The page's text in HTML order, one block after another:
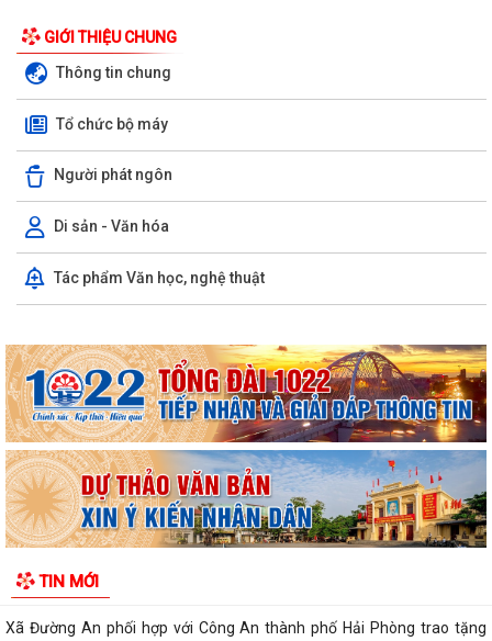
GIỚI THIỆU CHUNG
Thông tin chung
Tổ chức bộ máy
Người phát ngôn
Di sản - Văn hóa
Tác phẩm Văn học, nghệ thuật
TIN MỚI
Xã Đường An triển khai mô hình phân loại và thu gom rác thải tại
Công an xã Đường An tổ chức HN giao ban Lực lượng tham gia bảo vệ
ANTT ở cơ sở
Xã Đường An tiếp tục triển khai nhiệm vụ bảo đảm trật tự, an toàn giao
thông
Xã Đường An với những kết quả đạt được trong tháng 7/2026
thiếu nhi hè năm 2026
Xã Đường An phối hợp với Công An thành phố Hải Phòng trao tặng